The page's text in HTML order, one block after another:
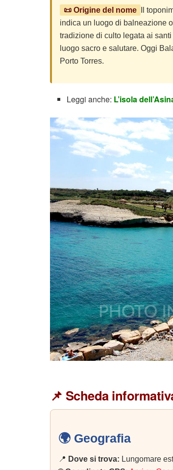
📜 Origine del nome
Il
indica un luogo di balneazione
tradizione di culto legata ai
luogo sacro e salutare. Oggi
Porto Torres.
Leggi anche: L’isola
📌 Scheda
🌍 Geografia
📍 Dove si trova: Lungomare